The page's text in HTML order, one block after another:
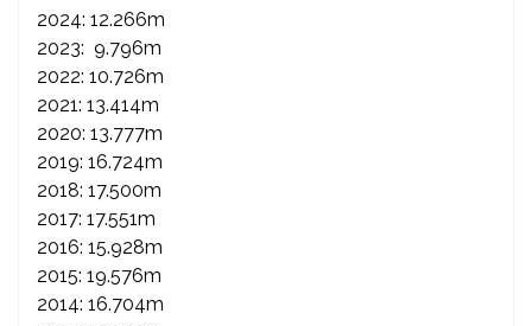
2024: 12.266m
2023: 9.796m
2022: 10.726m
2021: 13.414m
2020: 13.777m
2019: 16.724m
2018: 17.500m
2017: 17.551m
2016: 15.928m
2015: 19.576m
2014: 16.704m